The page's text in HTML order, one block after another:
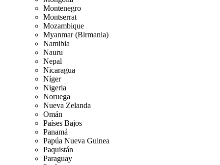
Montenegro
Montserrat
Mozambique
Myanmar (Birmania)
Namibia
Nauru
Nepal
Nicaragua
Níger
Nigeria
Noruega
Nueva Zelanda
Omán
Países Bajos
Panamá
Papúa Nueva Guinea
Paquistán
Paraguay